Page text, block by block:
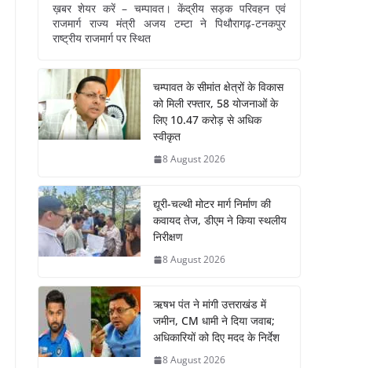
ख़बर शेयर करें – चम्पावत। केंद्रीय सड़क परिवहन एवं
राजमार्ग राज्य मंत्री अजय टम्टा ने पिथौरागढ़-टनकपुर
राष्ट्रीय राजमार्ग पर स्थित
चम्पावत के सीमांत क्षेत्रों के विकास
को मिली रफ्तार, 58 योजनाओं के
लिए 10.47 करोड़ से अधिक
स्वीकृत
8 August 2026
द्यूरी-चल्थी मोटर मार्ग निर्माण की
कवायद तेज, डीएम ने किया स्थलीय
निरीक्षण
8 August 2026
ऋषभ पंत ने मांगी उत्तराखंड में
जमीन, CM धामी ने दिया जवाब;
अधिकारियों को दिए मदद के निर्देश
8 August 2026